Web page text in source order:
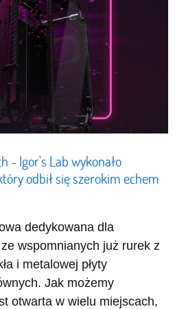
- Igor's Lab wykonało
odbił się szerokim echem
dedykowana dla
wspomnianych już rurek z
i metalowej płyty
Jak możemy
otwarta w wielu miejscach,